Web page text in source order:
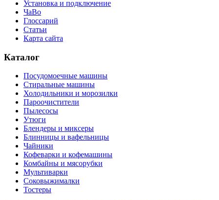
Установка и подключение
ЧаВо
Глоссарий
Статьи
Карта сайта
Каталог
Посудомоечные машины
Стиральные машины
Холодильники и морозилки
Пароочистители
Пылесосы
Утюги
Блендеры и миксеры
Блинницы и вафельницы
Чайники
Кофеварки и кофемашины
Комбайны и мясорубки
Мультиварки
Соковыжималки
Тостеры